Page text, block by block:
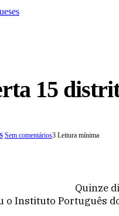
15
Sem comentários3 Leitura mínima
Quinze
o Instituto Português